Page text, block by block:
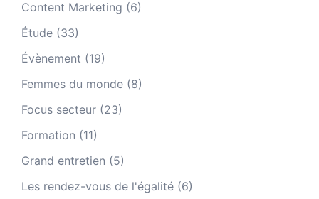
Content Marketing (6)
Étude (33)
Évènement (19)
Femmes du monde (8)
Focus secteur (23)
Formation (11)
Grand entretien (5)
Les rendez-vous de l'égalité (6)